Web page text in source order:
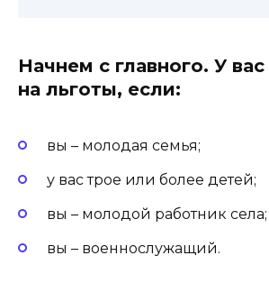
Начнем с главного. У
на льготы, если:
вы – молодая семья;
у вас трое или более детей;
вы – молодой работник села;
вы – военнослужащий.